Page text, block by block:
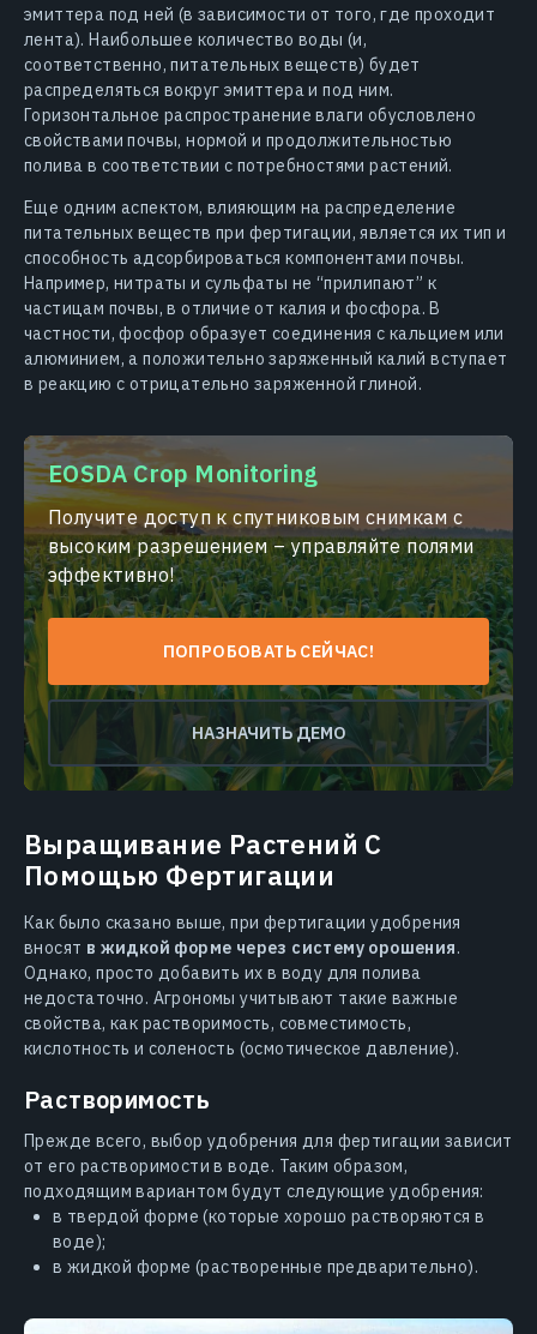
эмиттера под ней (в зависимости от того, где проходит
лента). Наибольшее количество воды (и,
соответственно, питательных веществ) будет
распределяться вокруг эмиттера и под ним.
Горизонтальное распространение влаги обусловлено
свойствами почвы, нормой и продолжительностью
полива в соответствии с потребностями растений.
Еще одним аспектом, влияющим на распределение
питательных веществ при фертигации, является их тип и
способность адсорбироваться компонентами почвы.
Например, нитраты и сульфаты не “прилипают” к
частицам почвы, в отличие от калия и фосфора. В
частности, фосфор образует соединения с кальцием или
алюминием, а положительно заряженный калий вступает
в реакцию с отрицательно заряженной глиной.
EOSDA Crop Monitoring
Получите доступ к спутниковым снимкам с
высоким разрешением – управляйте полями
эффективно!
ПОПРОБОВАТЬ СЕЙЧАС!
НАЗНАЧИТЬ ДЕМО
Выращивание Растений С
Помощью Фертигации
Как было сказано выше, при фертигации удобрения
вносят в жидкой форме через систему орошения.
Однако, просто добавить их в воду для полива
недостаточно. Агрономы учитывают такие важные
свойства, как растворимость, совместимость,
кислотность и соленость (осмотическое давление).
Растворимость
Прежде всего, выбор удобрения для фертигации зависит
от его растворимости в воде. Таким образом,
подходящим вариантом будут следующие удобрения:
в твердой форме (которые хорошо растворяются в
воде);
в жидкой форме (растворенные предварительно).